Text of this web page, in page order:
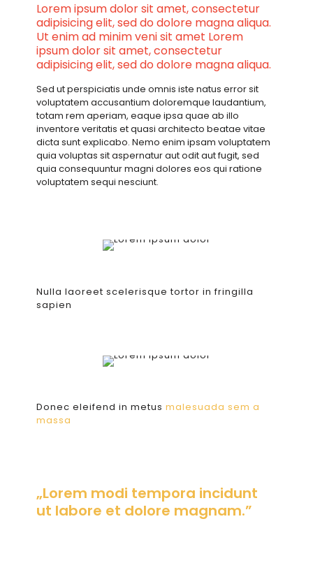
Lorem ipsum dolor sit amet, consectetur
adipisicing elit, sed do dolore magna aliqua.
Ut enim ad minim veni sit amet Lorem
ipsum dolor sit amet, consectetur
adipisicing elit, sed do dolore magna aliqua.
Sed ut perspiciatis unde omnis iste natus error sit
voluptatem accusantium doloremque laudantium,
totam rem aperiam, eaque ipsa quae ab illo
inventore veritatis et quasi architecto beatae vitae
dicta sunt explicabo. Nemo enim ipsam voluptatem
quia voluptas sit aspernatur aut odit aut fugit, sed
quia consequuntur magni dolores eos qui ratione
voluptatem sequi nesciunt.
Nulla laoreet scelerisque tortor in fringilla
sapien
Donec eleifend in metusmalesuada sem a
massa
„Lorem modi tempora incidunt
ut labore et dolore magnam.”